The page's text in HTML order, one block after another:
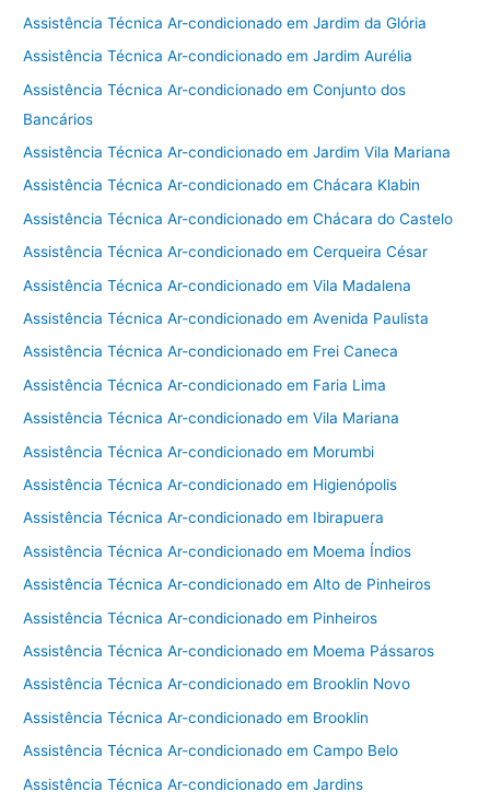
Assistência Técnica Ar-condicionado em Jardim da Glória
Assistência Técnica Ar-condicionado em Jardim Aurélia
Assistência Técnica Ar-condicionado em Conjunto dos
Bancários
Assistência Técnica Ar-condicionado em Jardim Vila Mariana
Assistência Técnica Ar-condicionado em Chácara Klabin
Assistência Técnica Ar-condicionado em Chácara do Castelo
Assistência Técnica Ar-condicionado em Cerqueira César
Assistência Técnica Ar-condicionado em Vila Madalena
Assistência Técnica Ar-condicionado em Avenida Paulista
Assistência Técnica Ar-condicionado em Frei Caneca
Assistência Técnica Ar-condicionado em Faria Lima
Assistência Técnica Ar-condicionado em Vila Mariana
Assistência Técnica Ar-condicionado em Morumbi
Assistência Técnica Ar-condicionado em Higienópolis
Assistência Técnica Ar-condicionado em Ibirapuera
Assistência Técnica Ar-condicionado em Moema Índios
Assistência Técnica Ar-condicionado em Alto de Pinheiros
Assistência Técnica Ar-condicionado em Pinheiros
Assistência Técnica Ar-condicionado em Moema Pássaros
Assistência Técnica Ar-condicionado em Brooklin Novo
Assistência Técnica Ar-condicionado em Brooklin
Assistência Técnica Ar-condicionado em Campo Belo
Assistência Técnica Ar-condicionado em Jardins